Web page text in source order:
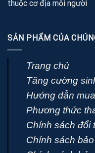
thuộc cơ địa mỗi người
SẢN PHẨM CỦA
Trang chủ
Tăng cường
Hướng dẫn
Phương thức
Chính sách đổi
Chính sách